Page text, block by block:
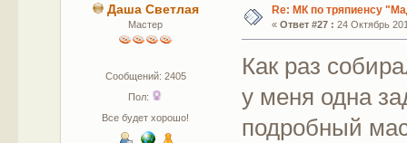
Даша Светлая
Мастер
Сообщений: 2405
Пол:
Все будет хорошо!
Re: МК по тряпиенсу
« Ответ #27 : 24 Октябрь
Как раз
у меня одна
подробный